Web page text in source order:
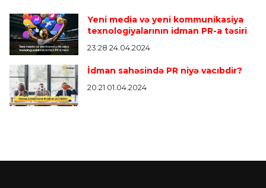
Yeni media və yeni kommunikasiya
texnologiyalarının idman PR-a təsiri
23:28 24.04.2024
İdman sahəsində PR niyə vacıbdir?
20:21 01.04.2024